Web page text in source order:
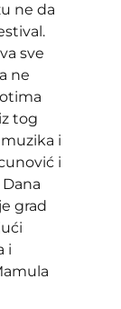
ne da
sve
ne
tog
i
i
grad
i